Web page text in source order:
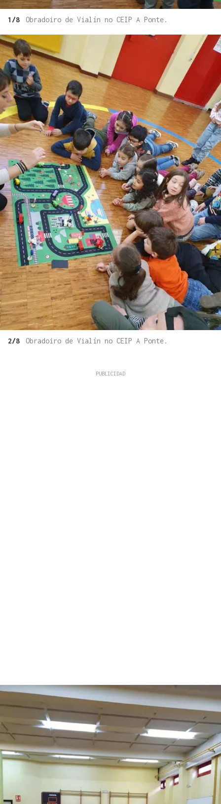
1/8 Obradoiro de Vialín no CEIP A Ponte.
2/8 Obradoiro de Vialín no CEIP A Ponte.